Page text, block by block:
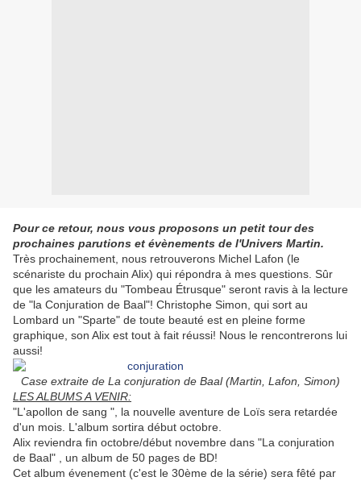
Pour ce retour, nous vous proposons un petit tour des
prochaines parutions et évènements de l'Univers Martin.
Très prochainement, nous retrouverons Michel Lafon (le
scénariste du prochain Alix) qui répondra à mes questions. Sûr
que les amateurs du "Tombeau Étrusque" seront ravis à la lecture
de "la Conjuration de Baal"! Christophe Simon, qui sort au
Lombard un "Sparte" de toute beauté est en pleine forme
graphique, son Alix est tout à fait réussi! Nous le rencontrerons lui
aussi!
Case extraite de La conjuration de Baal (Martin, Lafon, Simon)
LES ALBUMS A VENIR:
"L'apollon de sang ", la nouvelle aventure de Loïs sera retardée
d'un mois. L'album sortira début octobre.
Alix reviendra fin octobre/début novembre dans "La conjuration
de Baal" , un album de 50 pages de BD!
Cet album évenement (c'est le 30ème de la série) sera fêté par